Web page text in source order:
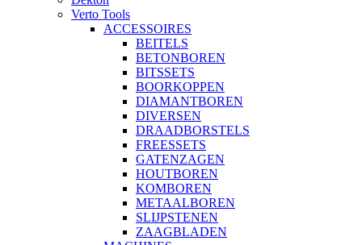
Verto Tools
ACCESSOIRES
BEITELS
BETONBOREN
BITSSETS
BOORKOPPEN
DIAMANTBOREN
DIVERSEN
DRAADBORSTELS
FREESSETS
GATENZAGEN
HOUTBOREN
KOMBOREN
METAALBOREN
SLIJPSTENEN
ZAAGBLADEN